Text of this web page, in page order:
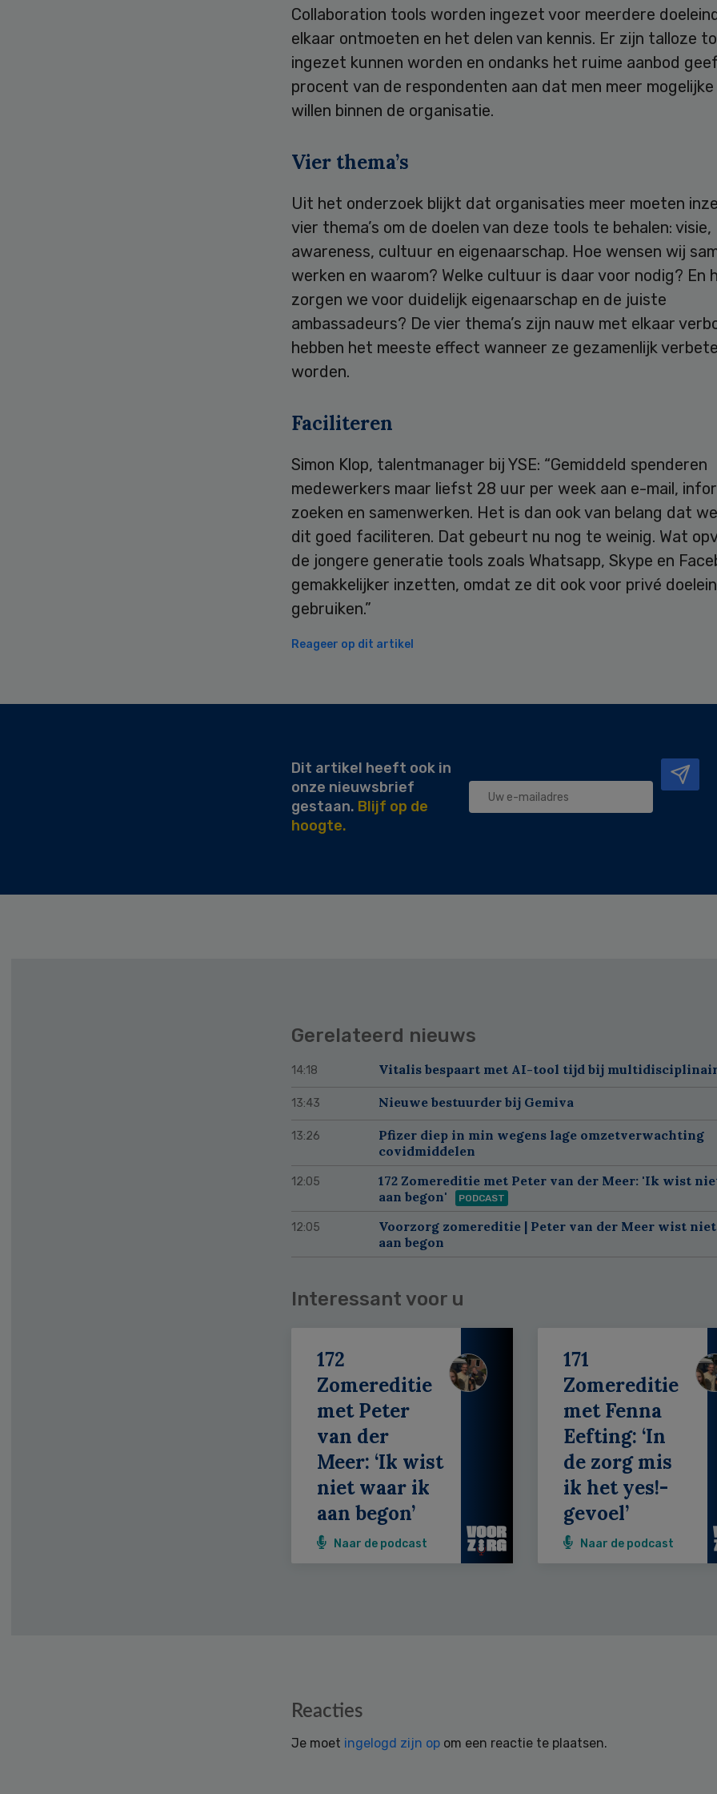
Collaboration tools worden ingezet voor meerdere
elkaar ontmoeten en het delen van kennis. Er zijn talloze
ingezet kunnen worden en ondanks het ruime aanbod
procent van de respondenten aan dat men meer
willen binnen de organisatie.
Vier thema’s
Uit het onderzoek blijkt dat organisaties meer moeten
vier thema’s om de doelen van deze tools te behalen: visie,
awareness, cultuur en eigenaarschap. Hoe wensen wij
werken en waarom? Welke cultuur is daar voor nodig? En
zorgen we voor duidelijk eigenaarschap en de juiste
ambassadeurs? De vier thema’s zijn nauw met elkaar
hebben het meeste effect wanneer ze gezamenlijk
worden.
Faciliteren
Simon Klop, talentmanager bij YSE: “Gemiddeld spenderen
medewerkers maar liefst 28 uur per week aan e-mail,
zoeken en samenwerken. Het is dan ook van belang dat
dit goed faciliteren. Dat gebeurt nu nog te weinig. Wat
de jongere generatie tools zoals Whatsapp, Skype en
gemakkelijker inzetten, omdat ze dit ook voor privé
gebruiken.”
Reageer op dit artikel
Secondary
Dit artikel heeft ook in
onze nieuwsbrief
gestaan. Blijf op de
hoogte.
Gerelateerd nieuws
14:18 Vitalis bespaart met AI-tool tijd bij
13:43 Nieuwe bestuurder bij Gemiva
13:26
Pfizer diep in min wegens lage omzetverwachting
covidmiddelen
12:05
172 Zomereditie met Peter van der Meer: 'Ik wist
aan begon'
PODCAST
12:05
Voorzorg zomereditie | Peter van der Meer wist
aan begon
Interessant voor u
172
Zomereditie
met Peter
van der
Meer: ‘Ik wist
niet waar ik
aan begon’
Naar de podcast
171
Zomereditie
met Fenna
Eefting: ‘In
de zorg mis
ik het yes!-
gevoel’
Naar de podcast
Reacties
Je moet ingelogd zijn op om een reactie te plaatsen.